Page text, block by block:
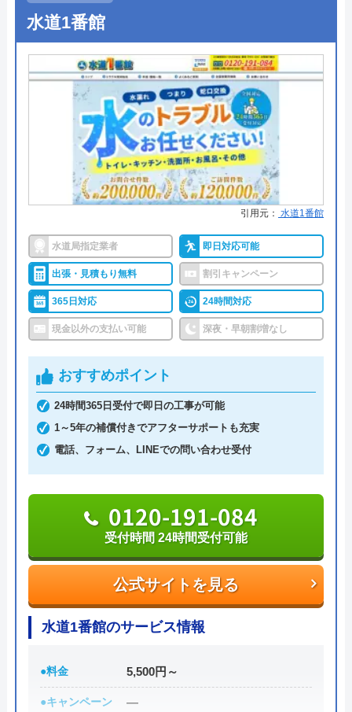
●定休日 年中無休
●出張見積もり 出張見積もり無料
●支払い方法
現金、クレジットカード、NP後払
い、QRコード決済
●累計実績 累計50万件
●保証・保険
PL保険加入修繕工事や施工後に、
不備や不具合があり被害を被った
場合の【生産物賠償責任保険】に
加入しています。
詳細は公式HPでご確認ください
水の救急隊がおすすめの理由
定給水装置工事事業者です。
年中無休、24時間受付を行なっているため急なトラ
ブルでも安心ですし、見積もり・出張代は無料です
ので気軽に相談できます。
支払い方法も現金だけではなくカードやNP払いなど
にも対応していますし、電話にて「ネットで見た」
と伝えるだけで3,000円OFFになるWEB割引もあり
トイレやキッチン、お風呂や洗面所など水まわりの
つまり・水漏れで困ったときはぜひ相談してみてく
ださい。
0120-50-8000
受付時間 年中無休24時間受付
水道1番館
引用元： 水道1番館
水道局指定業者 即日対応可能
出張・見積もり無料 割引キャンペーン
365日対応 24時間対応
現金以外の支払い可能 深夜・早朝割増なし
おすすめポイント
24時間365日受付で即日の工事が可能
1～5年の補償付きでアフターサポートも充実
電話、フォーム、LINEでの問い合わせ受付
公式サイトを見る
0120-191-084
受付時間 24時間受付可能
水道1番館のサービス情報
●料金 5,500円～
●キャンペーン ―